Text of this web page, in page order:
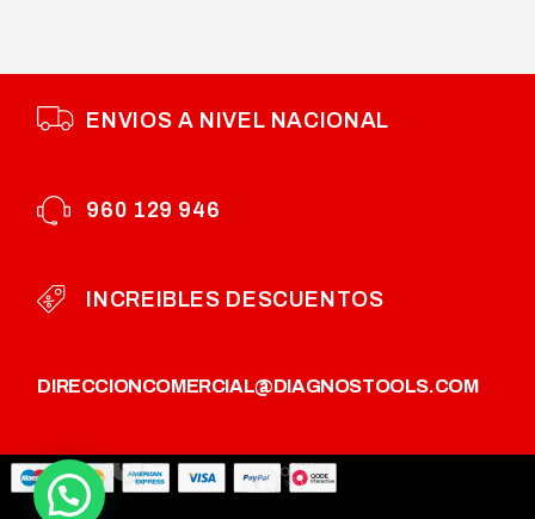
ENVIOS A NIVEL NACIONAL
960 129 946
INCREIBLES DESCUENTOS
DIRECCIONCOMERCIAL@DIAGNOSTOOLS.COM